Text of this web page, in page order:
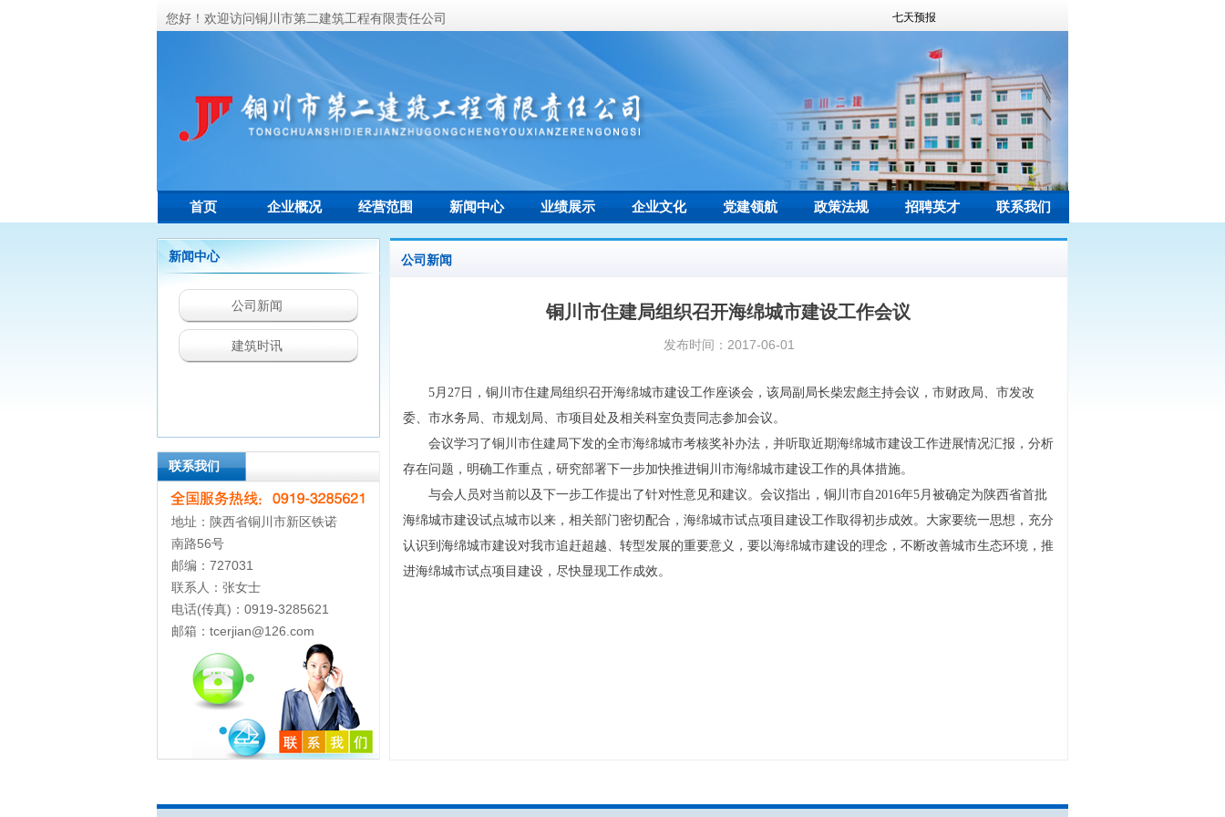
首页 企业概况 经营范围 新闻中心 业绩展示 企业文化 党建领航 政策法规 招聘英才 联系我们
您好！欢迎访问铜川市第二建筑工程有限责任公司
铜川市住建局组织召开海绵城市建设工作会议
5月27日，铜川市住建局组织召开海绵城市建设工作座谈会，该局副局长柴宏彪主持会议，市财政局、市发改
委、市水务局、市规划局、市项目处及相关科室负责同志参加会议。
会议学习了铜川市住建局下发的全市海绵城市考核奖补办法，并听取近期海绵城市建设工作进展情况汇报，分析
存在问题，明确工作重点，研究部署下一步加快推进铜川市海绵城市建设工作的具体措施。
与会人员对当前以及下一步工作提出了针对性意见和建议。会议指出，铜川市自2016年5月被确定为陕西省首批
海绵城市建设试点城市以来，相关部门密切配合，海绵城市试点项目建设工作取得初步成效。大家要统一思想，充分
认识到海绵城市建设对我市追赶超越、转型发展的重要意义，要以海绵城市建设的理念，不断改善城市生态环境，推
进海绵城市试点项目建设，尽快显现工作成效。
联系我们
公司新闻
发布时间： 2017-06-01
新闻中心
公司新闻
建筑时讯
联系我们
地址：陕西省铜川市新区铁诺
南路56号
邮编：727031
联系人：张女士
电话(传真)：0919-3285621
邮箱：tcerjian@126.com